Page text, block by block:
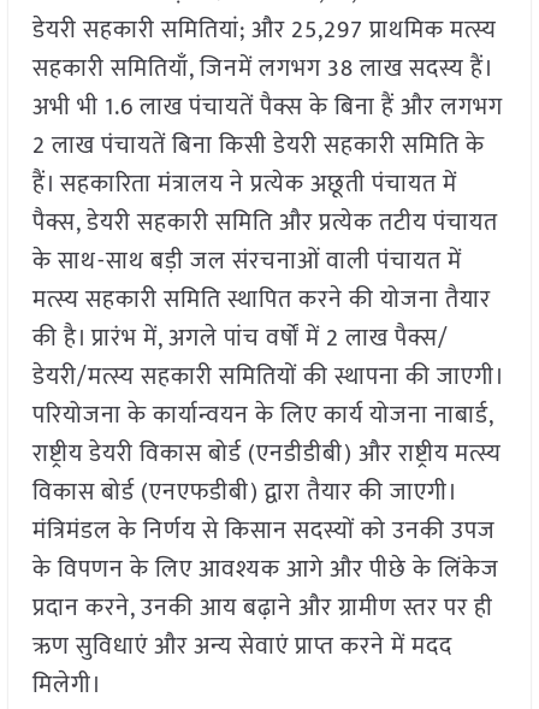
डेयरी सहकारी समितियां; और 25,297 प्राथमिक मत्स्य
सहकारी समितियाँ, जिनमें लगभग 38 लाख सदस्य हैं।
अभी भी 1.6 लाख पंचायतें पैक्स के बिना हैं और लगभग
2 लाख पंचायतें बिना किसी डेयरी सहकारी समिति के
हैं। सहकारिता मंत्रालय ने प्रत्येक अछूती पंचायत में
पैक्स, डेयरी सहकारी समिति और प्रत्येक तटीय पंचायत
के साथ-साथ बड़ी जल संरचनाओं वाली पंचायत में
मत्स्य सहकारी समिति स्थापित करने की योजना तैयार
की है। प्रारंभ में, अगले पांच वर्षों में 2 लाख पैक्स/
डेयरी/मत्स्य सहकारी समितियों की स्थापना की जाएगी।
परियोजना के कार्यान्वयन के लिए कार्य योजना नाबार्ड,
राष्ट्रीय डेयरी विकास बोर्ड (एनडीडीबी) और राष्ट्रीय मत्स्य
विकास बोर्ड (एनएफडीबी) द्वारा तैयार की जाएगी।
मंत्रिमंडल के निर्णय से किसान सदस्यों को उनकी उपज
के विपणन के लिए आवश्यक आगे और पीछे के लिंकेज
प्रदान करने, उनकी आय बढ़ाने और ग्रामीण स्तर पर ही
ऋण सुविधाएं और अन्य सेवाएं प्राप्त करने में मदद
मिलेगी।